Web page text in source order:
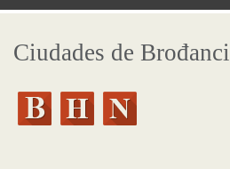
Ciudades de Brođanci